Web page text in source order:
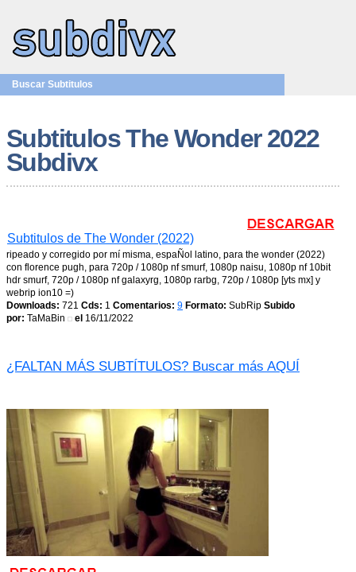
Buscar Subtitulos
Subtitulos The Wonder 2022
Subdivx
Subtitulos de The Wonder (2022)
ripeado y corregido por mí misma, espaÑol latino, para the wonder (2022)
con florence pugh, para 720p / 1080p nf smurf, 1080p naisu, 1080p nf 10bit
hdr smurf, 720p / 1080p nf galaxyrg, 1080p rarbg, 720p / 1080p [yts mx] y
webrip ion10 =)
Downloads: 721 Cds: 1 Comentarios: 9 Formato: SubRip Subido
por: TaMaBin el 16/11/2022
¿FALTAN MÁS SUBTÍTULOS? Buscar más AQUÍ